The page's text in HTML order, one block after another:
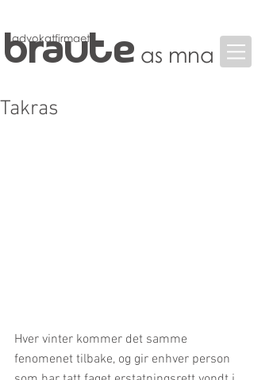
braute as mna
advokatfirmaet
Takras
Hver vinter kommer det samme
fenomenet tilbake, og gir enhver person